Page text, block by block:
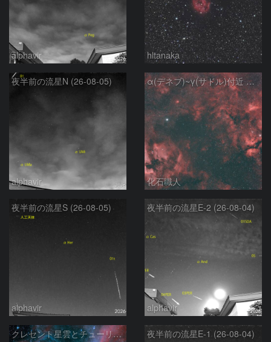
alphavir hltanaka
夜半前の流星N (26-08-05)
alphavir
α(デネブ)~γ(サドル)付近 NGC7000 北アメリカ星雲 IC5067~5070 ペリカン星雲 Sh2-112 はくちょう座
化石職人
夜半前の流星S (26-08-05)
alphavir
夜半前の流星E-2 (26-08-04)
alphavir
クレセント星雲とチューリップ星雲の真ん中あたりにある星雲 NGC6883 ??? 夜半前の流星E-1 (26-08-04)